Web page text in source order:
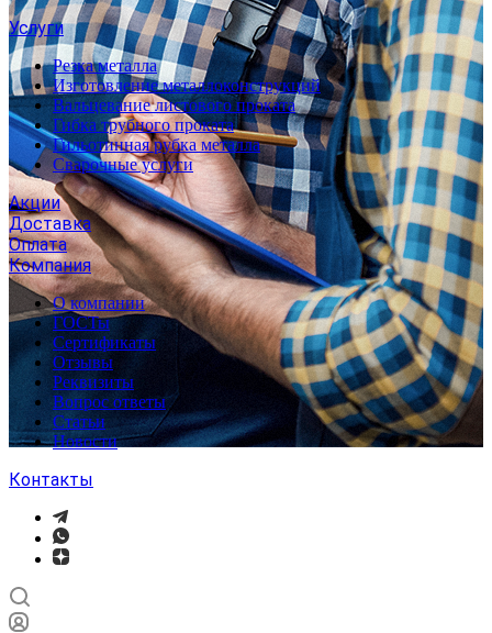
Услуги
Резка металла
Изготовление металлоконструкций
Вальцевание листового проката
Гибка трубного проката
Гильотинная рубка металла
Сварочные услуги
Акции
Доставка
Оплата
Компания
О компании
ГОСТы
Сертификаты
Отзывы
Реквизиты
Вопрос ответы
Статьи
Новости
Контакты